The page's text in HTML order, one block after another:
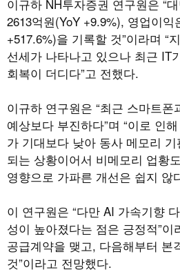
이규하 NH투자증권 연구원은 “
2613억원(YoY +9.9%), 영업이익
+517.6%)을 기록할 것”이라며 “
선세가 나타나고 있으나 최근 IT
회복이 더디다”고 전했다.
이규하 연구원은 “최근 스마트
예상보다 부진하다”며 “이로 인
가 기대보다 낮아 동사 메모리
되는 상황이어서 비메모리 업황
영향으로 가파른 개선은 쉽지 않
이 연구원은 “다만 AI 가속기향
성이 높아졌다는 점은 긍정적”이
공급계약을 맺고, 다음해부터 본
것”이라고 전망했다.